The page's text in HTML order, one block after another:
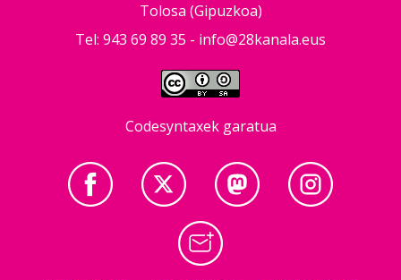
Tolosa (Gipuzkoa)
Tel: 943 69 89 35 - info@28kanala.eus
Codesyntaxek garatua